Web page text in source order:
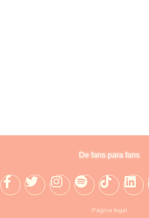
De fans para fans
Página legal